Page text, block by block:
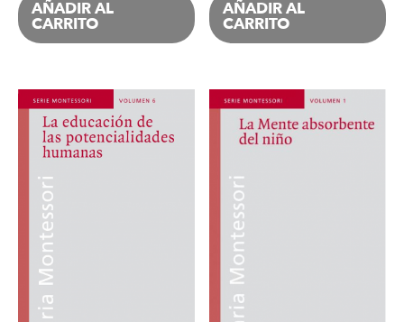
AÑADIR AL
CARRITO
AÑADIR AL
CARRITO